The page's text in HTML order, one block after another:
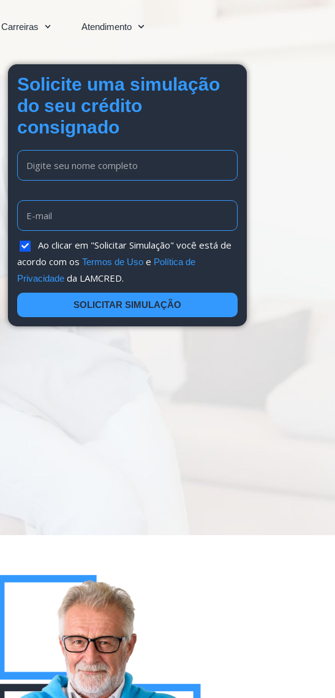
Carreiras Atendimento
Solicite uma simulação
do seu crédito
consignado
Ao clicar em "Solicitar Simulação" você está de
acordo com os Termos de Usoe Política de
Privacidade da LAMCRED.
SOLICITAR SIMULAÇÃO